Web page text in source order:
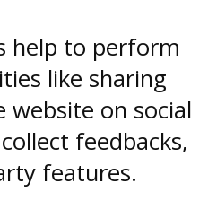
help to perform
like sharing
on social
feedbacks,
features.